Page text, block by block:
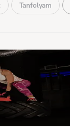
Tanfolyam